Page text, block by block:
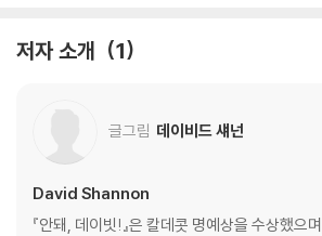
저자 소개 1
글그림 데이비드 섀넌
David Shannon
『안돼, 데이빗!』은 칼데콧 명예상을 수상했으